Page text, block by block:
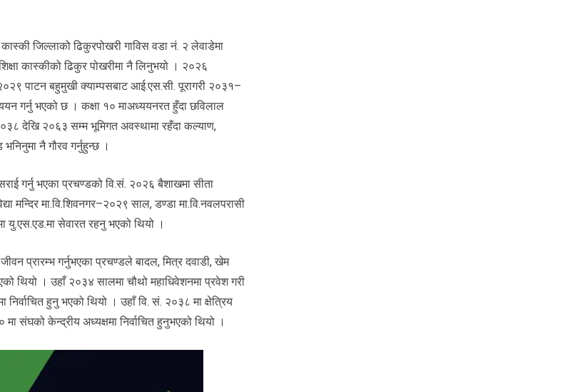
जिल्लाको ढिकुरपोखरी गाविस वडा नं. २ लेवाडेमा
कास्कीको ढिकुर पोखरीमा नै लिनुभयो । २०२६
पाटन बहुमुखी क्याम्पसबाट आई.एस.सी. पूरागरी २०३१–
गर्नु भएको छ । कक्षा १० माअध्ययनरत हुँदा छविलाल
देखि २०६३ सम्म भूमिगत अवस्थामा रहँदा कल्याण,
नै गौरव गर्नुहुन्छ ।
गर्नु भएका प्रचण्डको वि.सं. २०२६ बैशाखमा सीता
मन्दिर मा.वि.शिवनगर–२०२९ साल, डण्डा मा.वि.नवलपरासी
यु.एस.एड.मा सेवारत रहनु भएको थियो ।
प्रारम्भ गर्नुभएका प्रचण्डले बादल, मित्र दवाडी, खेम
थियो । उहाँ २०३४ सालमा चौथो महाधिवेशनमा प्रवेश गरी
हुनु भएको थियो । उहाँ वि. सं. २०३८ मा क्षेत्रिय
केन्द्रीय अध्यक्षमा निर्वाचित हुनुभएको थियो ।